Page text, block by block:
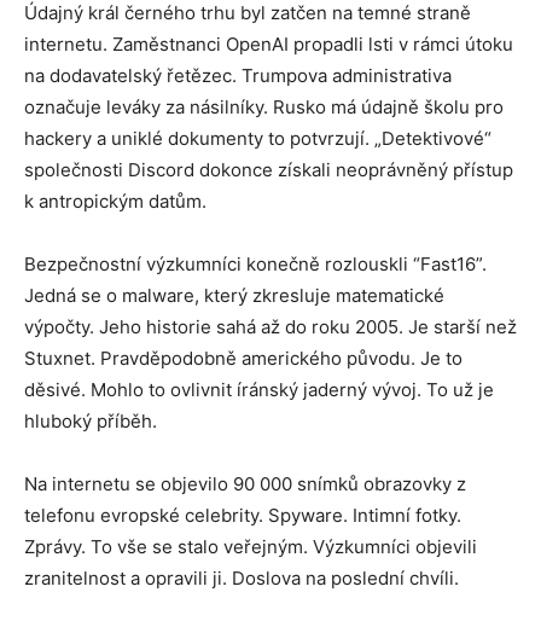
Údajný král černého trhu byl zatčen na temné straně
internetu. Zaměstnanci OpenAI propadli lsti v rámci útoku
na dodavatelský řetězec. Trumpova administrativa
označuje leváky za násilníky. Rusko má údajně školu pro
hackery a uniklé dokumenty to potvrzují. „Detektivové“
společnosti Discord dokonce získali neoprávněný přístup
k antropickým datům.
Bezpečnostní výzkumníci konečně rozlouskli “Fast16”.
Jedná se o malware, který zkresluje matematické
výpočty. Jeho historie sahá až do roku 2005. Je starší než
Stuxnet. Pravděpodobně amerického původu. Je to
děsivé. Mohlo to ovlivnit íránský jaderný vývoj. To už je
hluboký příběh.
Na internetu se objevilo 90 000 snímků obrazovky z
telefonu evropské celebrity. Spyware. Intimní fotky.
Zprávy. To vše se stalo veřejným. Výzkumníci objevili
zranitelnost a opravili ji. Doslova na poslední chvíli.